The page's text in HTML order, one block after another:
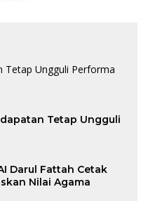
Tetap Ungguli
Darul Fattah Cetak
Nilai Agama